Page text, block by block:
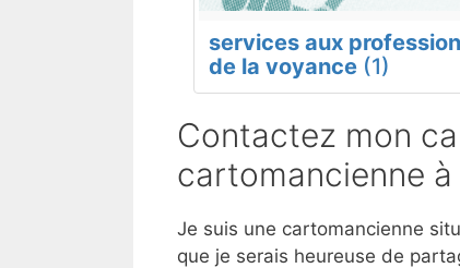
services aux
de la voyance (1)
Contactez mon
cartomancienne
Je suis une cartomancienne
que je serais heureuse de